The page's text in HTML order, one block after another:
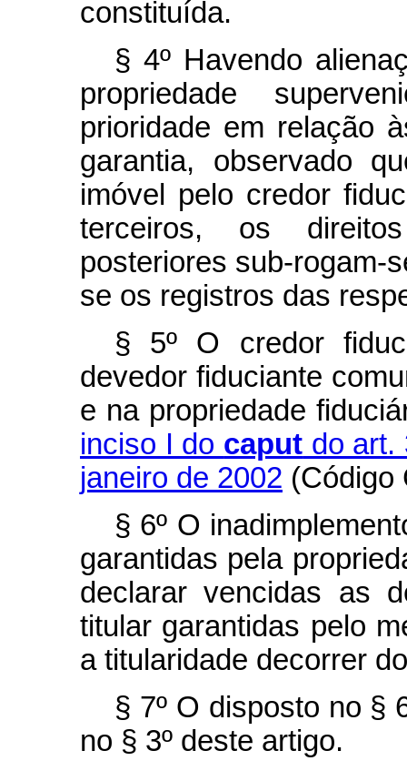
constituída.
§ 4º Havendo
propriedade
prioridade em relação
garantia, observado
imóvel pelo credor
terceiros, os
posteriores sub-rogam-
se os registros das
§ 5º O credor
devedor fiduciante
e na propriedade
inciso I do caput do art.
janeiro de 2002 (Código
§ 6º O
garantidas pela
declarar vencidas as
titular garantidas pelo
a titularidade decorrer
§ 7º O disposto no §
no § 3º deste artigo.